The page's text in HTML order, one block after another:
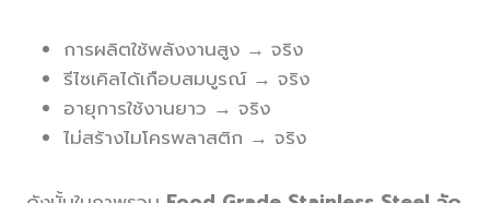
การผลิตใช้พลังงานสูง → จริง
รีไซเคิลได้เกือบสมบูรณ์ → จริง
อายุการใช้งานยาว → จริง
ไม่สร้างไมโครพลาสติก → จริง